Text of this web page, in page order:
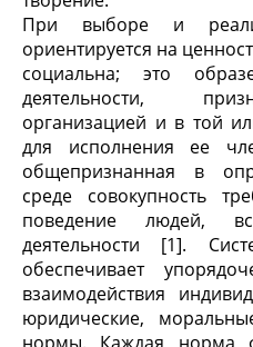
При выборе и
ориентируется на
социальна; это
деятельности,
организацией и в той
для исполнения ее
общепризнанная в
среде совокупность
поведение людей,
деятельности [1].
обеспечивает
взаимодействия
юридические,